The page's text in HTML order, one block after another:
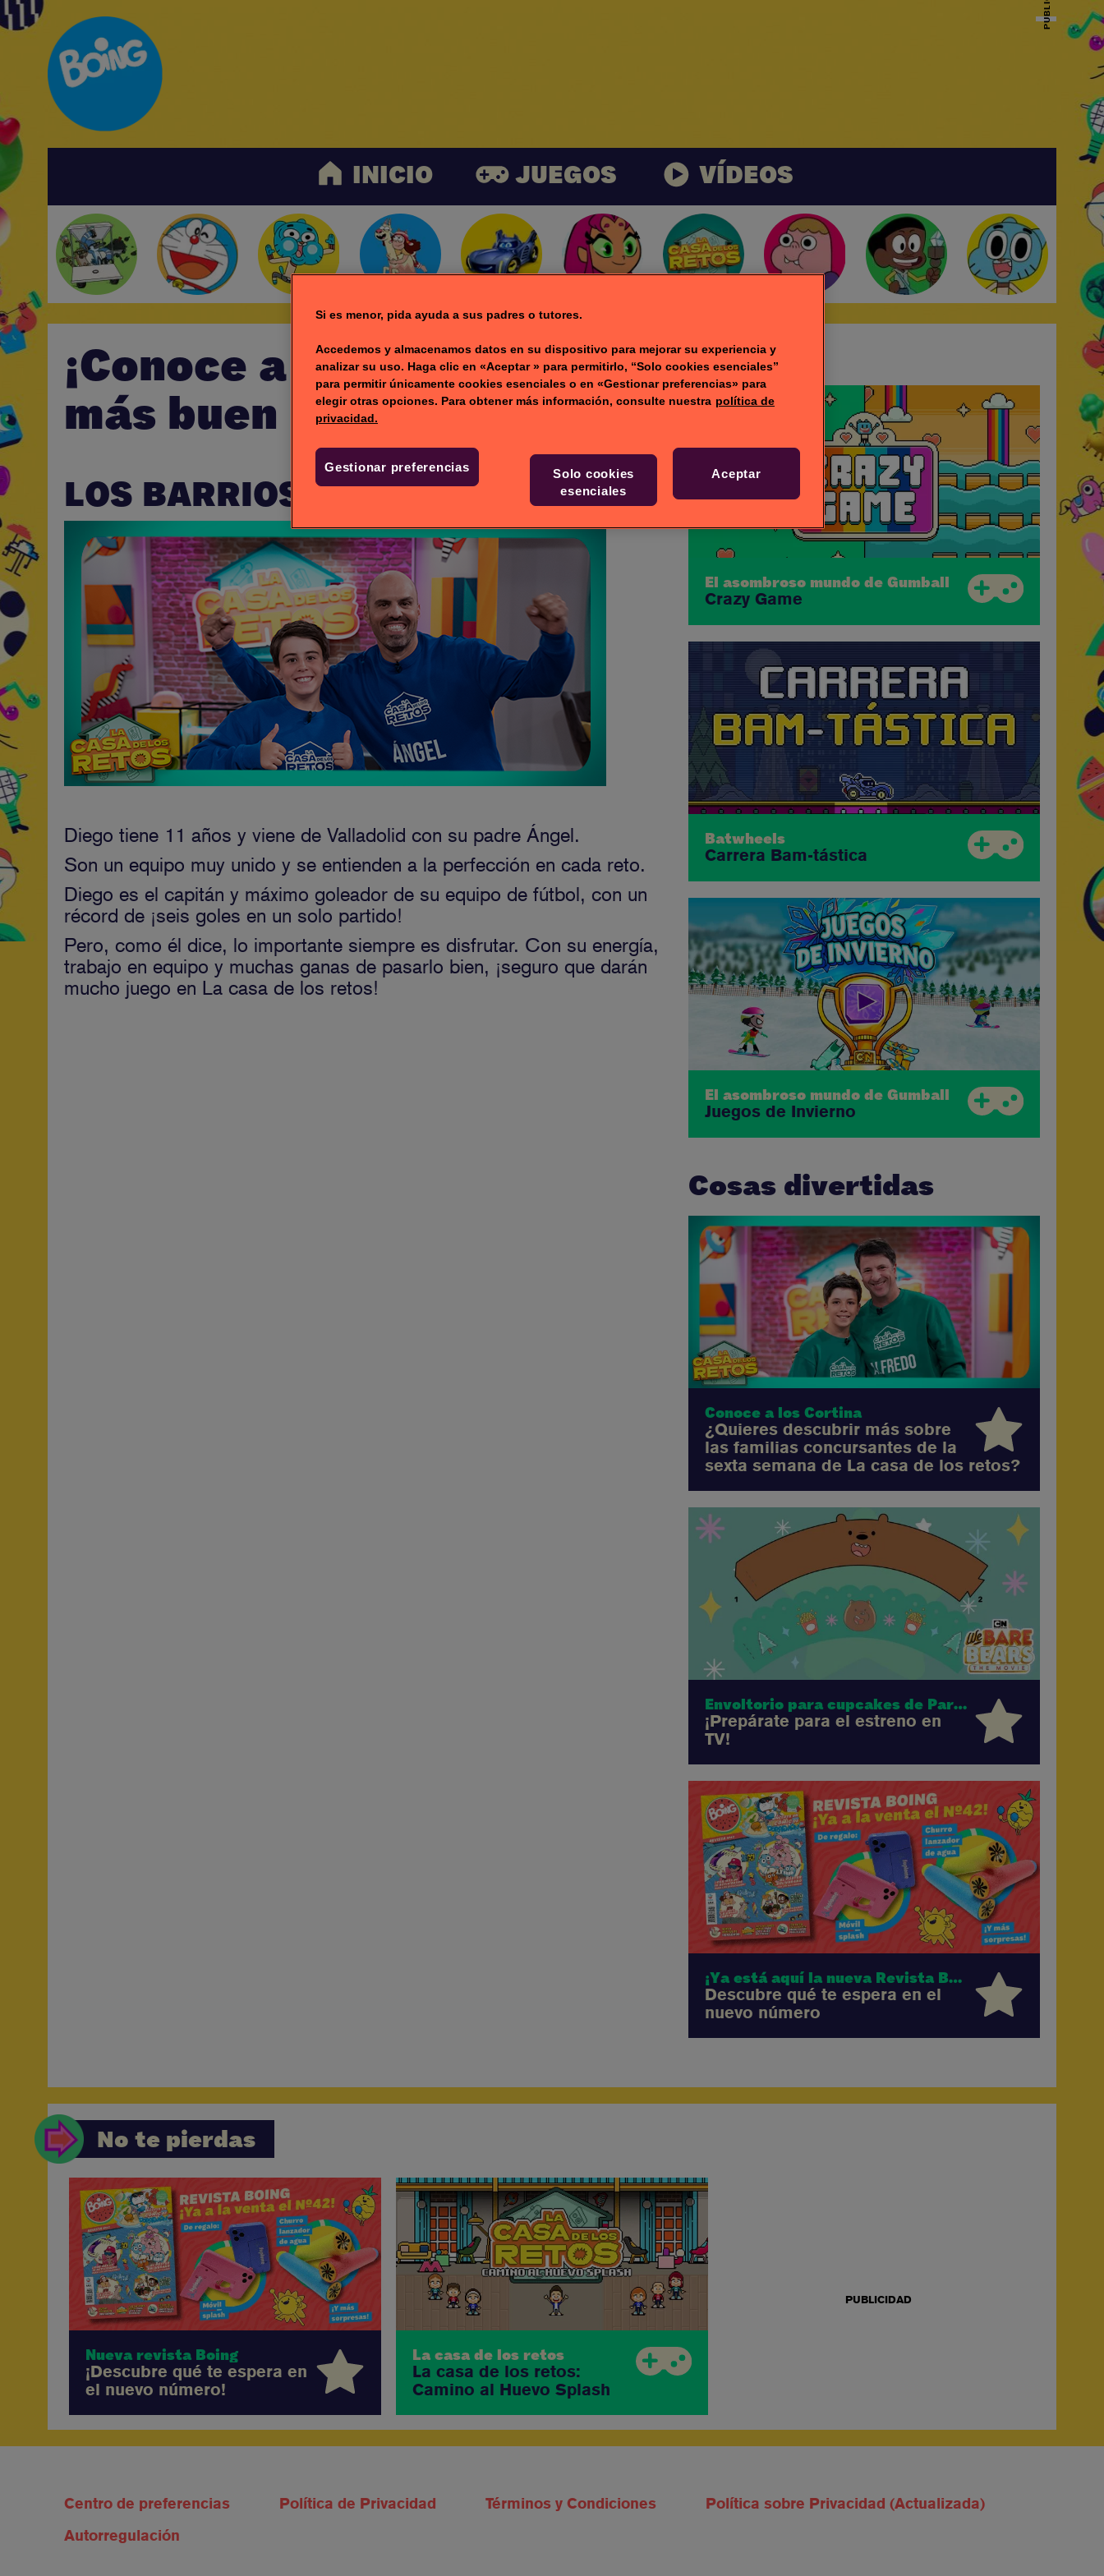
INICIO JUEGOS VÍDEOS
¡Conoce a las familias con
más buen rollo de la tele!
LOS BARRIOS
Diego tiene 11 años y viene de Valladolid con su padre Ángel.
Son un equipo muy unido y se entienden a la perfección en cada reto.
Diego es el capitán y máximo goleador de su equipo de fútbol, con un
récord de ¡seis goles en un solo partido!
Pero, como él dice, lo importante siempre es disfrutar. Con su energía,
trabajo en equipo y muchas ganas de pasarlo bien, ¡seguro que darán
mucho juego en La casa de los retos!
Juegos
El asombroso mundo de Gumball
Crazy Game
Batwheels
Carrera Bam-tástica
El asombroso mundo de Gumball
Juegos de Invierno
Cosas divertidas
Conoce a los Cortina
¿Quieres descubrir más sobre
las familias concursantes de la
sexta semana de La casa de los retos?
Envoltorio para cupcakes de Pardo
¡Prepárate para el estreno en
TV!
¡Ya está aquí la nueva Revista Boing!
Descubre qué te espera en el
nuevo número
No te pierdas
Nueva revista Boing
¡Descubre qué te espera en
el nuevo número!
La casa de los retos
La casa de los retos:
Camino al Huevo Splash
PUBLICIDAD
Centro de preferencias Política de Privacidad Términos y Condiciones
Política sobre Privacidad (Actualizada)
Autorregulación
Si es menor, pida ayuda a sus padres o tutores.
Accedemos y almacenamos datos en su dispositivo para mejorar su experiencia y
analizar su uso. Haga clic en «Aceptar » para permitirlo, “Solo cookies esenciales”
para permitir únicamente cookies esenciales o en «Gestionar preferencias» para
elegir otras opciones. Para obtener más información, consulte nuestra política de
privacidad.
Gestionar preferencias
Solo cookies
esenciales
Aceptar